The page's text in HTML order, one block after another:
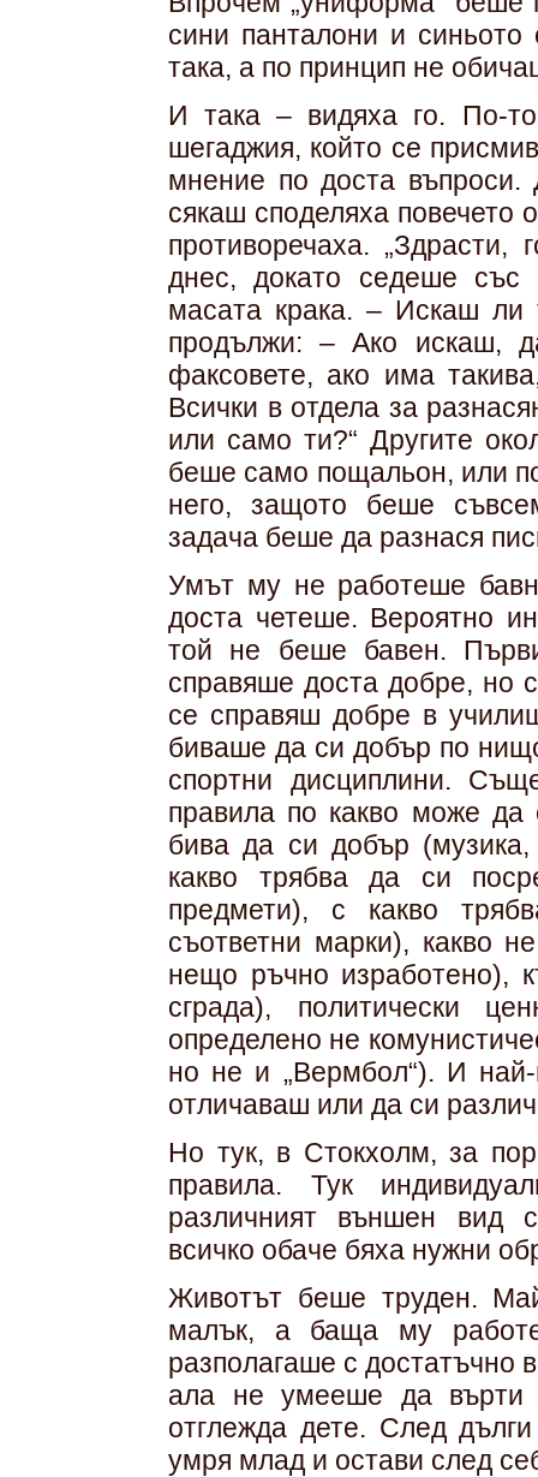
сини панталони и
така, а по принцип не
И така – видяха го. По-
шегаджия, който се
мнение по доста
сякаш споделяха повечето
противоречаха.
днес, докато седеше със
масата крака. – Искаш ли
продължи: – Ако искаш,
факсовете, ако има
Всички в отдела за
или само ти?“ Другите
беше само пощальон, или
него, защото беше
задача беше да разнася
Умът му не работеше
доста четеше. Вероятно
той не беше бавен.
справяше доста добре, но
се справяш добре в
биваше да си добър по
спортни дисциплини.
правила по какво може да
бива да си добър
какво трябва да си
предмети), с какво
съответни марки), какво
нещо ръчно изработено),
сграда), политически
определено не
но не и „Вермбол“). И
отличаваш или да си
Но тук, в Стокхолм, за
правила. Тук
различният външен вид
всичко обаче бяха нужни
Животът беше труден.
малък, а баща му
разполагаше с
ала не умееше да върти
отглежда дете. След
умря млад и остави след